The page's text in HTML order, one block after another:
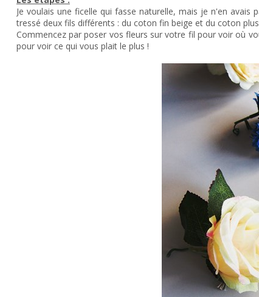
Je voulais une ficelle qui fasse naturelle, mais je n'en
tressé deux fils différents : du coton fin beige et du coton
Commencez par poser vos fleurs sur votre fil pour voir où
pour voir ce qui vous plait le plus !